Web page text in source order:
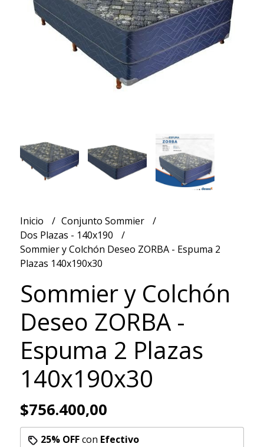
Inicio
Conjunto Sommier
Dos Plazas - 140x190
Sommier y Colchón Deseo ZORBA - Espuma 2
Plazas 140x190x30
Sommier y Colchón
Deseo ZORBA -
Espuma 2 Plazas
140x190x30
$756.400,00
25% OFFcon Efectivo